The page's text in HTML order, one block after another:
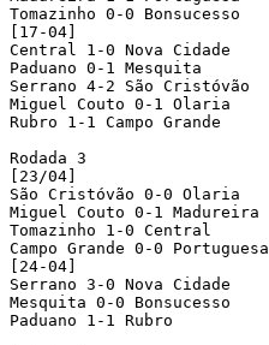
Tomazinho 0-0 Bonsucesso
[17-04]
Central 1-0 Nova Cidade
Paduano 0-1 Mesquita
Serrano 4-2 São Cristóvão
Miguel Couto 0-1 Olaria
Rubro 1-1 Campo Grande
Rodada 3
[23/04]
São Cristóvão 0-0 Olaria
Miguel Couto 0-1 Madureira
Tomazinho 1-0 Central
Campo Grande 0-0 Portuguesa
[24-04]
Serrano 3-0 Nova Cidade
Mesquita 0-0 Bonsucesso
Paduano 1-1 Rubro